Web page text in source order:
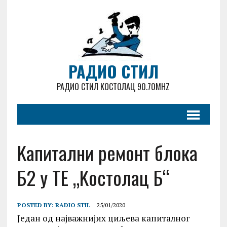
РАДИО СТИЛ
РАДИО СТИЛ КОСТОЛАЦ 90.70MHZ
Kапитални ремонт блока
Б2 у ТЕ „Kостолац Б“
POSTED BY: RADIO STIL 25/01/2020
Један од најважнијих циљева капиталног